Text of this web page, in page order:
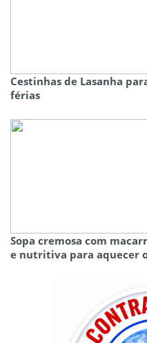
Cestinhas de Lasanha
férias
Sopa cremosa com
e nutritiva para aquecer